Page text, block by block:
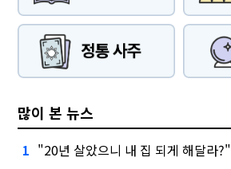
많이 본 뉴스
1 "20년 살았으니 내 집 되게 해달라?"